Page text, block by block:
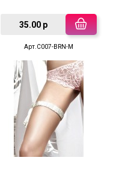
35.00 р
Арт.C007-BRN-M